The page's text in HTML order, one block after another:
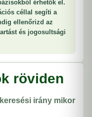
érhetők el.
céllal segíti a
ellenőrizd az
és jogosultsági
röviden
irány mikor